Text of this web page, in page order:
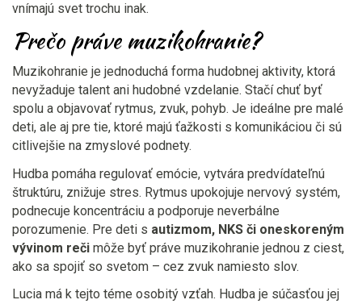
vnímajú svet trochu inak.
Prečo práve muzikohranie?
Muzikohranie je jednoduchá forma hudobnej aktivity, ktorá
nevyžaduje talent ani hudobné vzdelanie. Stačí chuť byť
spolu a objavovať rytmus, zvuk, pohyb. Je ideálne pre malé
deti, ale aj pre tie, ktoré majú ťažkosti s komunikáciou či sú
citlivejšie na zmyslové podnety.
Hudba pomáha regulovať emócie, vytvára predvídateľnú
štruktúru, znižuje stres. Rytmus upokojuje nervový systém,
podnecuje koncentráciu a podporuje neverbálne
porozumenie. Pre deti s autizmom, NKS či oneskoreným
vývinom reči môže byť práve muzikohranie jednou z ciest,
ako sa spojiť so svetom – cez zvuk namiesto slov.
Lucia má k tejto téme osobitý vzťah. Hudba je súčasťou jej